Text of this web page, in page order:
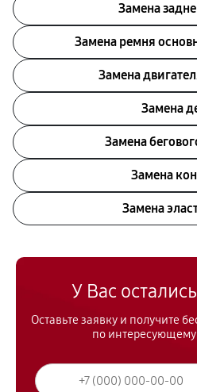
Замена
Замена ремня
Замена
Замена
Замена
Замена
Замена
У Вас
Оставьте заявку и получите
по интересующему